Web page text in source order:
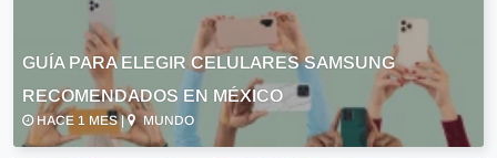
GUÍA PARA ELEGIR CELULARES SAMSUNG
RECOMENDADOS EN MÉXICO
HACE 1 MES | MUNDO